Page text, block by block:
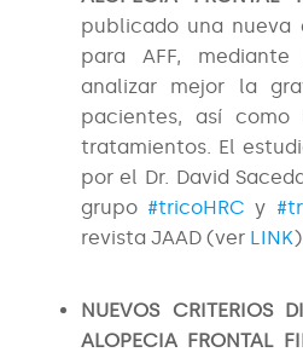
publicado una nueva
para AFF,
analizar mejor la
pacientes, así
tratamientos. El
por el Dr. David
grupo #tricoHRC y
revista JAAD (ver LINK
NUEVOS CRITERIOS
ALOPECIA FRONTAL